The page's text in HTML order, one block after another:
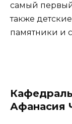
самый
также
памятники и
Афанасия